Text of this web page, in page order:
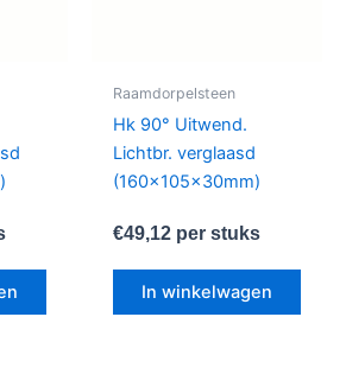
Raamdorpelsteen
Hk 90° Uitwend.
Lichtbr. verglaasd
(160x105x30mm)
€49,12per stuks
In winkelwagen